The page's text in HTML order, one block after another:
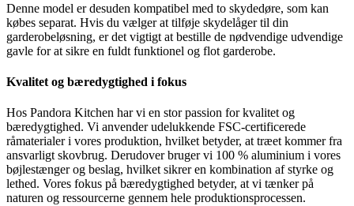
Denne model er desuden kompatibel med to skydedøre, som kan
købes separat. Hvis du vælger at tilføje skydelåger til din
garderobeløsning, er det vigtigt at bestille de nødvendige udvendige
gavle for at sikre en fuldt funktionel og flot garderobe.
Kvalitet og bæredygtighed i fokus
Hos Pandora Kitchen har vi en stor passion for kvalitet og
bæredygtighed. Vi anvender udelukkende FSC-certificerede
råmaterialer i vores produktion, hvilket betyder, at træet kommer fra
ansvarligt skovbrug. Derudover bruger vi 100 % aluminium i vores
bøjlestænger og beslag, hvilket sikrer en kombination af styrke og
lethed. Vores fokus på bæredygtighed betyder, at vi tænker på
naturen og ressourcerne gennem hele produktionsprocessen.